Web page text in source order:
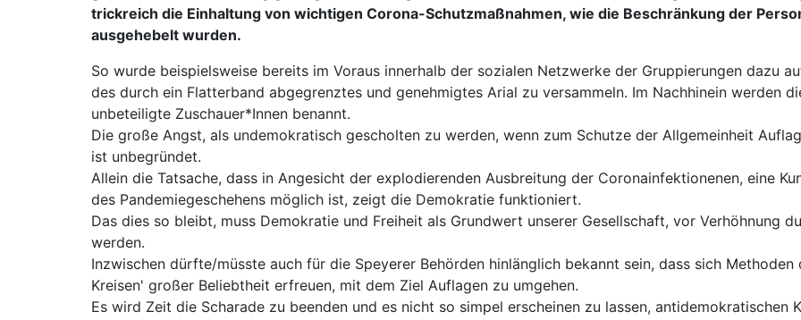
trickreich die Einhaltung von wichtigen Corona-Schutzmaßnahmen, wie die Beschränkung der
ausgehebelt wurden.
So wurde beispielsweise bereits im Voraus innerhalb der sozialen Netzwerke der Gruppierungen dazu
des durch ein Flatterband abgegrenztes und genehmigtes Arial zu versammeln. Im Nachhinein werden
unbeteiligte Zuschauer*Innen benannt.
Die große Angst, als undemokratisch gescholten zu werden, wenn zum Schutze der Allgemeinheit
ist unbegründet.
Allein die Tatsache, dass in Angesicht der explodierenden Ausbreitung der Coronainfektionenen, eine
des Pandemiegeschehens möglich ist, zeigt die Demokratie funktioniert.
Das dies so bleibt, muss Demokratie und Freiheit als Grundwert unserer Gesellschaft, vor Verhöhnung
werden.
Inzwischen dürfte/müsste auch für die Speyerer Behörden hinlänglich bekannt sein, dass sich
Kreisen' großer Beliebtheit erfreuen, mit dem Ziel Auflagen zu umgehen.
Es wird Zeit die Scharade zu beenden und es nicht so simpel erscheinen zu lassen, antidemokratischen